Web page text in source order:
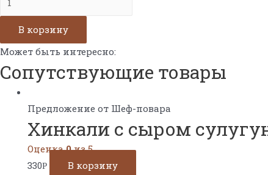
классические
(3шт)
В корзину
Может быть интересно:
Сопутствующие товары
Предложение от Шеф-повара
Хинкали с сыром
Оценка0из 5
330Р В корзину